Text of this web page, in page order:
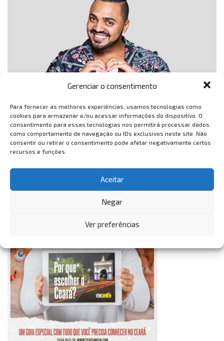
Gerenciar o consentimento
Para fornecer as melhores experiências, usamos tecnologias como
cookies para armazenar e/ou acessar informações do dispositivo. O
consentimento para essas tecnologias nos permitirá processar dados
como comportamento de navegação ou IDs exclusivos neste site. Não
consentir ou retirar o consentimento pode afetar negativamente certos
recursos e funções.
Aceitar
Negar
Ver preferências
Se rir é o melhor remédio, ajudar o próximo é a melhor prevenção
para viver melhor! Pensando nisso, o humorista Tirullipa vai
realizar um espetáculo solidário em sua...